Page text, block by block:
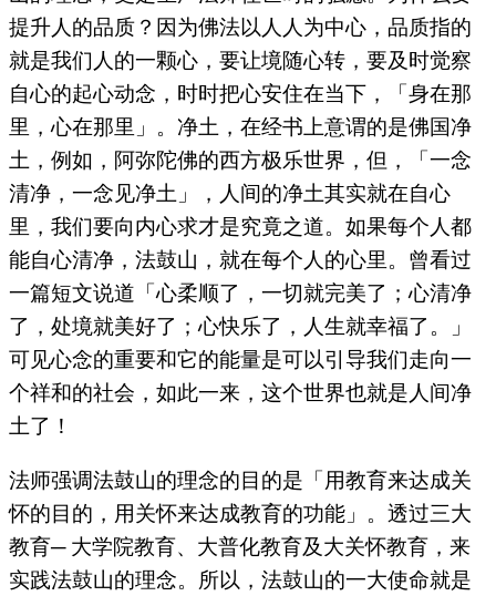
提升人的品质？因为佛法以人人为中心，品质指的
就是我们人的一颗心，要让境随心转，要及时觉察
自心的起心动念，时时把心安住在当下，「身在那
里，心在那里」。净土，在经书上意谓的是佛国净
土，例如，阿弥陀佛的西方极乐世界，但，「一念
清净，一念见净土」，人间的净土其实就在自心
里，我们要向内心求才是究竟之道。如果每个人都
能自心清净，法鼓山，就在每个人的心里。曾看过
一篇短文说道「心柔顺了，一切就完美了；心清净
了，处境就美好了；心快乐了，人生就幸福了。」
可见心念的重要和它的能量是可以引导我们走向一
个祥和的社会，如此一来，这个世界也就是人间净
土了！
法师强调法鼓山的理念的目的是「用教育来达成关
怀的目的，用关怀来达成教育的功能」。透过三大
教育─ 大学院教育、大普化教育及大关怀教育，来
实践法鼓山的理念。所以，法鼓山的一大使命就是